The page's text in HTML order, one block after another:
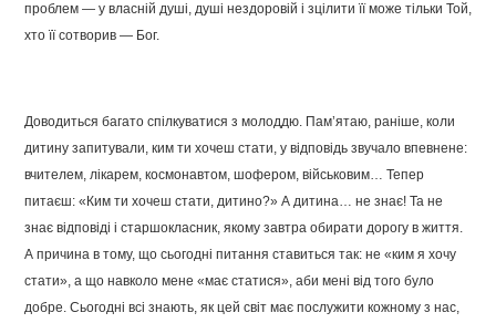
проблем — у власній душі, душі нездоровій і зцілити її може тільки Той,
хто її сотворив — Бог.
Доводиться багато спілкуватися з молоддю. Пам’ятаю, раніше, коли
дитину запитували, ким ти хочеш стати, у відповідь звучало впевнене:
вчителем, лікарем, космонавтом, шофером, військовим… Тепер
питаєш: «Ким ти хочеш стати, дитино?» А дитина… не знає! Та не
знає відповіді і старшокласник, якому завтра обирати дорогу в життя.
А причина в тому, що сьогодні питання ставиться так: не «ким я хочу
стати», а що навколо мене «має статися», аби мені від того було
добре. Сьогодні всі знають, як цей світ має послужити кожному з нас,